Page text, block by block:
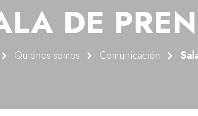
DE
Quiénes somos Comunicación